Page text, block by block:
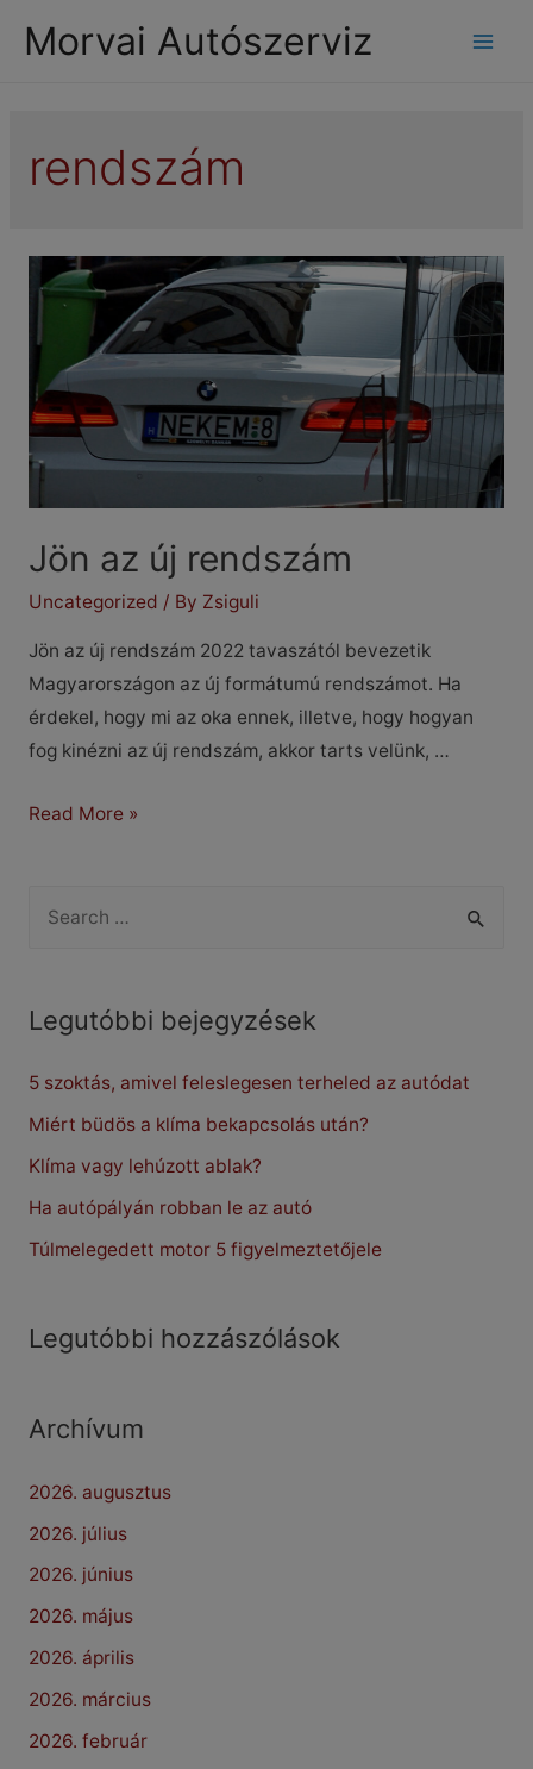
Morvai Autószerviz
rendszám
Jön az új rendszám
Uncategorized / By Zsiguli
Jön az új rendszám 2022 tavaszától bevezetik
Magyarországon az új formátumú rendszámot. Ha
érdekel, hogy mi az oka ennek, illetve, hogy hogyan
fog kinézni az új rendszám, akkor tarts velünk, …
Jön
rendszám
Read More »
r
h
f
o
r
Legutóbbi bejegyzések
5 szoktás, amivel feleslegesen terheled az autódat
Miért büdös a klíma bekapcsolás után?
Klíma vagy lehúzott ablak?
Ha autópályán robban le az autó
Túlmelegedett motor 5 figyelmeztetőjele
Legutóbbi hozzászólások
Archívum
2026. augusztus
2026. július
2026. június
2026. május
2026. április
2026. március
2026. február